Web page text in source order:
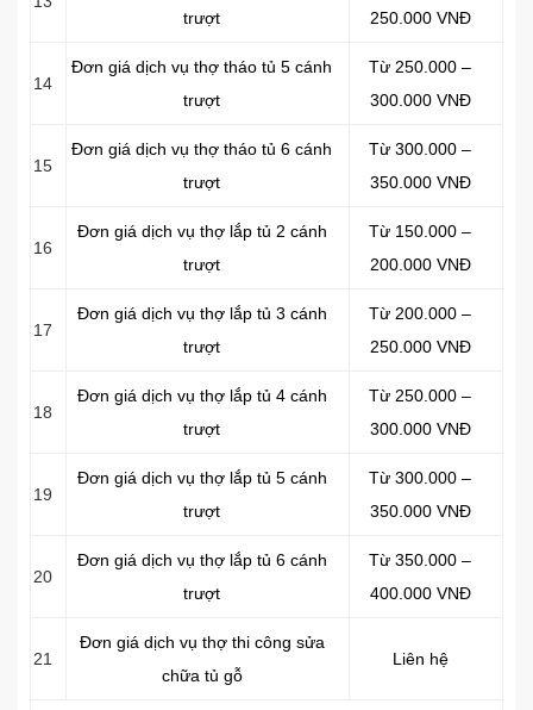
trượt
250.000 VNĐ
14
Đơn giá dịch vụ thợ tháo tủ 5 cánh
trượt
Từ 250.000 –
300.000 VNĐ
15
Đơn giá dịch vụ thợ tháo tủ 6 cánh
trượt
Từ 300.000 –
350.000 VNĐ
16
Đơn giá dịch vụ thợ lắp tủ 2 cánh
trượt
Từ 150.000 –
200.000 VNĐ
17
Đơn giá dịch vụ thợ lắp tủ 3 cánh
trượt
Từ 200.000 –
250.000 VNĐ
18
Đơn giá dịch vụ thợ lắp tủ 4 cánh
trượt
Từ 250.000 –
300.000 VNĐ
19
Đơn giá dịch vụ thợ lắp tủ 5 cánh
trượt
Từ 300.000 –
350.000 VNĐ
20
Đơn giá dịch vụ thợ lắp tủ 6 cánh
trượt
Từ 350.000 –
400.000 VNĐ
21
Đơn giá dịch vụ thợ thi công sửa
chữa tủ gỗ
Liên hệ